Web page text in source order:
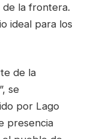
de la frontera.
ideal para los
de la
se
por Lago
presencia